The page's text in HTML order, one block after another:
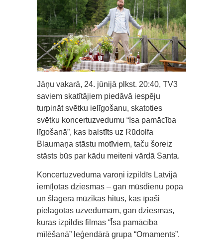
Jāņu vakarā, 24. jūnijā plkst. 20:40, TV3
saviem skatītājiem piedāvā iespēju
turpināt svētku ielīgošanu, skatoties
svētku koncertuzvedumu “Īsa pamācība
līgošanā”, kas balstīts uz Rūdolfa
Blaumaņa stāstu motīviem, taču šoreiz
stāsts būs par kādu meiteni vārdā Santa.
Koncertuzveduma varoņi izpildīs Latvijā
iemīļotas dziesmas – gan mūsdienu popa
un šlāgera mūzikas hitus, kas īpaši
pielāgotas uzvedumam, gan dziesmas,
kuras izpildīs filmas “Īsa pamācība
mīlēšanā” leģendārā grupa “Ornaments”.